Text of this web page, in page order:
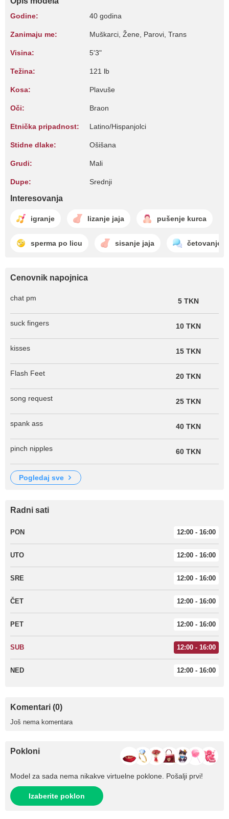
Godine: 40 godina
Zanimaju me: Muškarci, Žene, Parovi, Trans
Visina: 5'3"
Težina: 121 lb
Kosa: Plavuše
Oči: Braon
Etnička pripadnost: Latino/Hispanjolci
Stidne dlake: Ošišana
Grudi: Mali
Dupe: Srednji
Interesovanja
igranje lizanje jaja pušenje kurca
sperma po licu sisanje jaja četovanje
Cenovnik napojnica
chat pm 5 TKN
suck fingers 10 TKN
kisses 15 TKN
Flash Feet 20 TKN
song request 25 TKN
spank ass 40 TKN
pinch nipples 60 TKN
pogledaj sve
Radni sati
PON 12:00 - 16:00
UTO 12:00 - 16:00
SRE 12:00 - 16:00
ČET 12:00 - 16:00
PET 12:00 - 16:00
SUB 12:00 - 16:00
NED 12:00 - 16:00
Komentari (0)
Još nema komentara
Pokloni
Model za sada nema nikakve virtuelne poklone. Pošalji prvi!
Izaberite poklon